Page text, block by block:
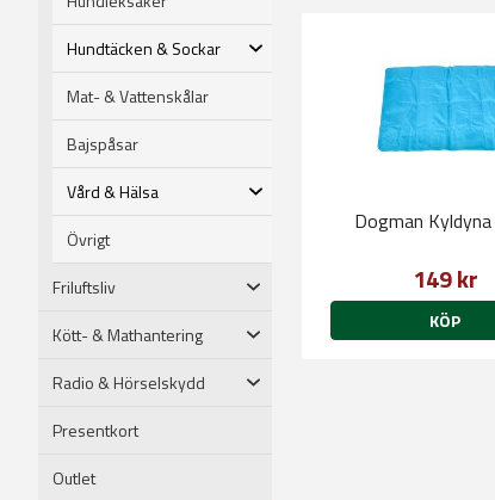
Hundtäcken & Sockar
Mat- & Vattenskålar
Bajspåsar
Vård & Hälsa
Övrigt
Friluftsliv
Kött- & Mathantering
Radio & Hörselskydd
Presentkort
Outlet
Dogman
149 kr
KÖP